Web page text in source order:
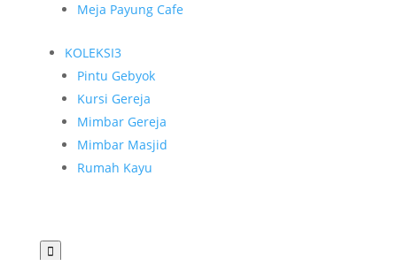
Meja Payung Cafe
KOLEKSI3
Pintu Gebyok
Kursi Gereja
Mimbar Gereja
Mimbar Masjid
Rumah Kayu
